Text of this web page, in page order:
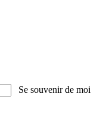
Se souvenir de moi